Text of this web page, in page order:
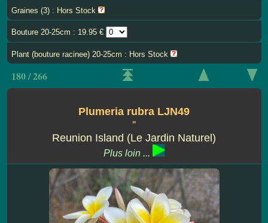
Graines (3) : Hors Stock
Bouture 20-25cm : 19.95 €
Plant (bouture racinee) 20-25cm : Hors Stock
180 / 266
Plumeria rubra LJN49
''
Reunion Island (Le Jardin Naturel)
Plus loin ...